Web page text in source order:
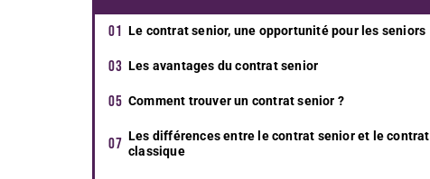
Le contrat senior, une opportunité pour les seniors
Les avantages du contrat senior
Comment trouver un contrat senior ?
Les différences entre le contrat senior et le contrat
classique